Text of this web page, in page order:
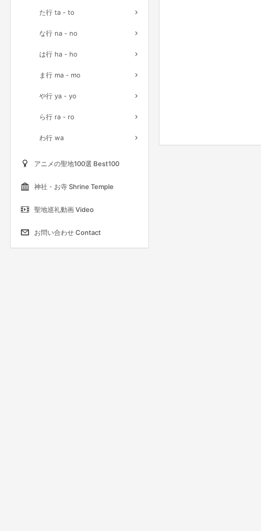
た行 ta - to
な行 na - no
は行 ha - ho
ま行 ma - mo
や行 ya - yo
ら行 ra - ro
わ行 wa
アニメの聖地100選 Best100
神社・お寺 Shrine Temple
聖地巡礼動画 Video
お問い合わせ Contact